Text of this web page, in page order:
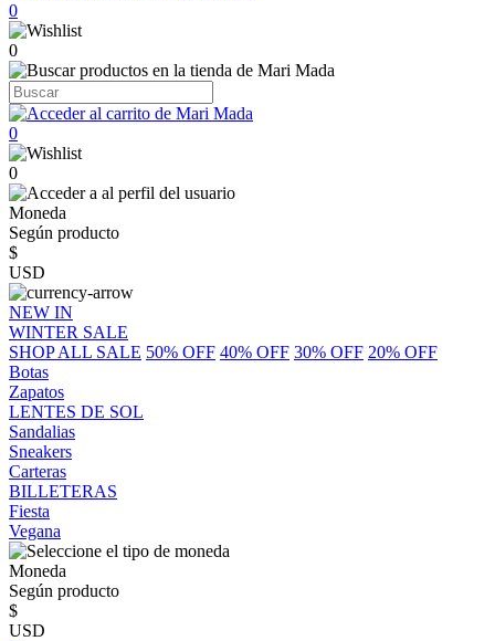
0
0
0
0
Moneda
Según producto
$
USD
NEW IN
WINTER SALE
SHOP ALL SALE 50% OFF 40% OFF 30% OFF 20% OFF
Botas
Zapatos
LENTES DE SOL
Sandalias
Sneakers
Carteras
BILLETERAS
Fiesta
Vegana
Moneda
Según producto
$
USD